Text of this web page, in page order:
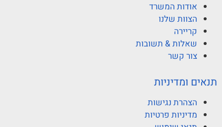
אודות המשרד
הצוות שלנו
קריירה
שאלות & תשובות
צור קשר
תנאים ומדיניות
הצהרת נגישות
מדיניות פרטיות